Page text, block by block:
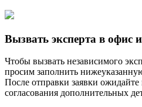
Вызвать эксперта в офис
Чтобы вызвать независимого
просим заполнить
После отправки заявки ожидайте
согласования дополнительных